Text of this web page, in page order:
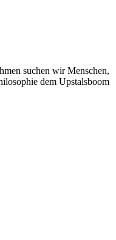
suchen wir Menschen,
dem Upstalsboom